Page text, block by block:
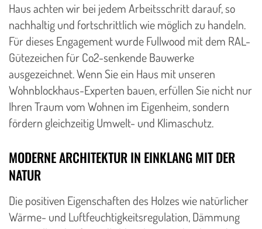
Haus achten wir bei jedem Arbeitsschritt darauf, so
nachhaltig und fortschrittlich wie möglich zu handeln.
Für dieses Engagement wurde Fullwood mit dem RAL-
Gütezeichen für Co2-senkende Bauwerke
ausgezeichnet. Wenn Sie ein Haus mit unseren
Wohnblockhaus-Experten bauen, erfüllen Sie nicht nur
Ihren Traum vom Wohnen im Eigenheim, sondern
fördern gleichzeitig Umwelt- und Klimaschutz.
MODERNE ARCHITEKTUR IN EINKLANG MIT DER
NATUR
Die positiven Eigenschaften des Holzes wie natürlicher
Wärme- und Luftfeuchtigkeitsregulation, Dämmung